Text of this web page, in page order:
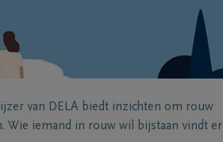
van DELA biedt inzichten om rouw
Wie iemand in rouw wil bijstaan vindt er